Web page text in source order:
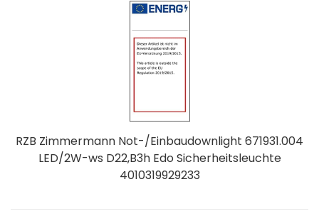
RZB Zimmermann Not-/Einbaudownlight 671931.004
LED/2W-ws D22,B3h Edo Sicherheitsleuchte
4010319929233